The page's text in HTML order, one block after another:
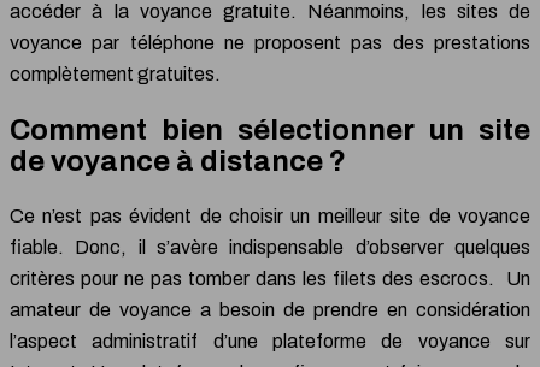
accéder à la voyance gratuite. Néanmoins, les sites de
voyance par téléphone ne proposent pas des prestations
complètement gratuites.
Comment bien sélectionner un site
de voyance à distance ?
Ce n’est pas évident de choisir un meilleur site de voyance
fiable. Donc, il s’avère indispensable d’observer quelques
critères pour ne pas tomber dans les filets des escrocs. Un
amateur de voyance a besoin de prendre en considération
l’aspect administratif d’une plateforme de voyance sur